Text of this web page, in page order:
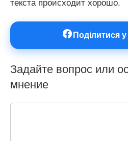
текста происходит хорошо.
Поділитися
Задайте вопрос или
мнение